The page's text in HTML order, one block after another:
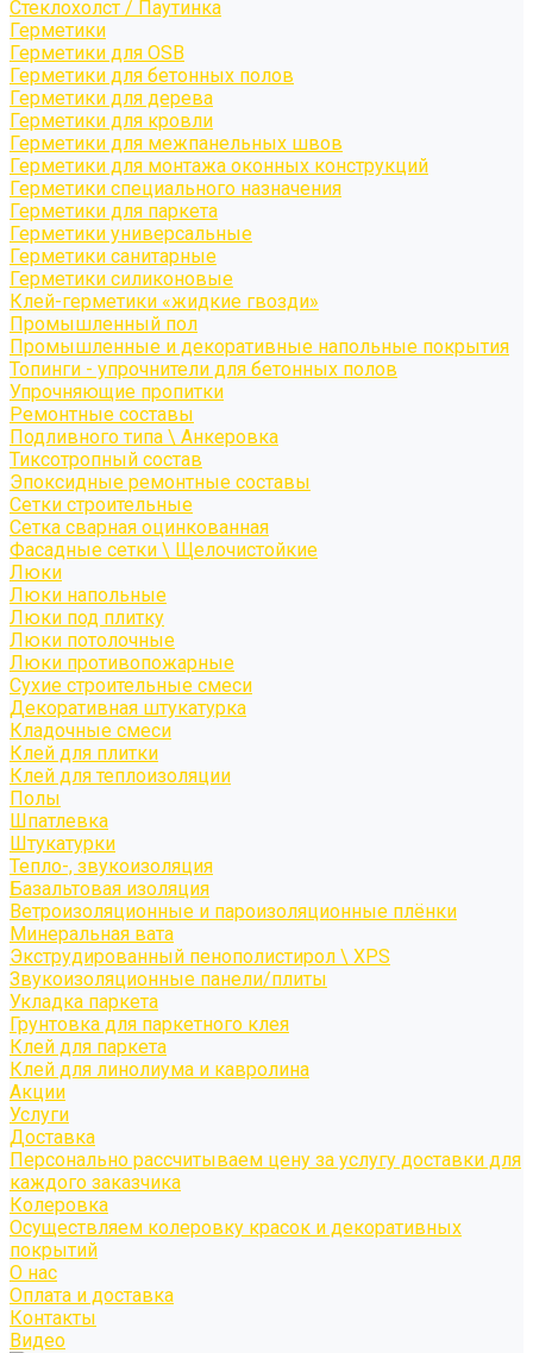
Стеклохолст / Паутинка
Герметики
Герметики для OSB
Герметики для бетонных полов
Герметики для дерева
Герметики для кровли
Герметики для межпанельных швов
Герметики для монтажа оконных конструкций
Герметики специального назначения
Герметики для паркета
Герметики универсальные
Герметики санитарные
Герметики силиконовые
Клей-герметики «жидкие гвозди»
Промышленный пол
Промышленные и декоративные напольные покрытия
Топинги - упрочнители для бетонных полов
Упрочняющие пропитки
Ремонтные составы
Подливного типа \ Анкеровка
Тиксотропный состав
Эпоксидные ремонтные составы
Сетки строительные
Сетка сварная оцинкованная
Фасадные сетки \ Щелочистойкие
Люки
Люки напольные
Люки под плитку
Люки потолочные
Люки противопожарные
Сухие строительные смеси
Декоративная штукатурка
Кладочные смеси
Клей для плитки
Клей для теплоизоляции
Полы
Шпатлевка
Штукатурки
Тепло-, звукоизоляция
Базальтовая изоляция
Ветроизоляционные и пароизоляционные плёнки
Минеральная вата
Экструдированный пенополистирол \ XPS
Звукоизоляционные панели/плиты
Укладка паркета
Грунтовка для паркетного клея
Клей для паркета
Клей для линолиума и кавролина
Акции
Услуги
Доставка
Персонально рассчитываем цену за услугу доставки для
каждого заказчика
Колеровка
Осуществляем колеровку красок и декоративных
покрытий
О нас
Оплата и доставка
Контакты
Видео